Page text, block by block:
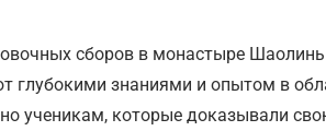
сборов в монастыре
глубокими знаниями и опытом в
ученикам, которые доказывали